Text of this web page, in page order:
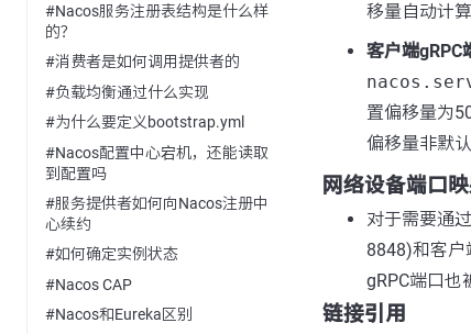
#Nacos服务注册表结构是什么样
的？
#消费者是如何调用提供者的
#负载均衡通过什么实现
#为什么要定义bootstrap.yml
#Nacos配置中心宕机，还能读取
到配置吗
#服务提供者如何向Nacos注册中
心续约
#如何确定实例状态
#Nacos CAP
#Nacos和Eureka区别
移量自动计算
客户端gRPC
置偏移量为
偏移量非默
网络设备端口
对于需要通
8848)和客户
gRPC端口也
链接引用